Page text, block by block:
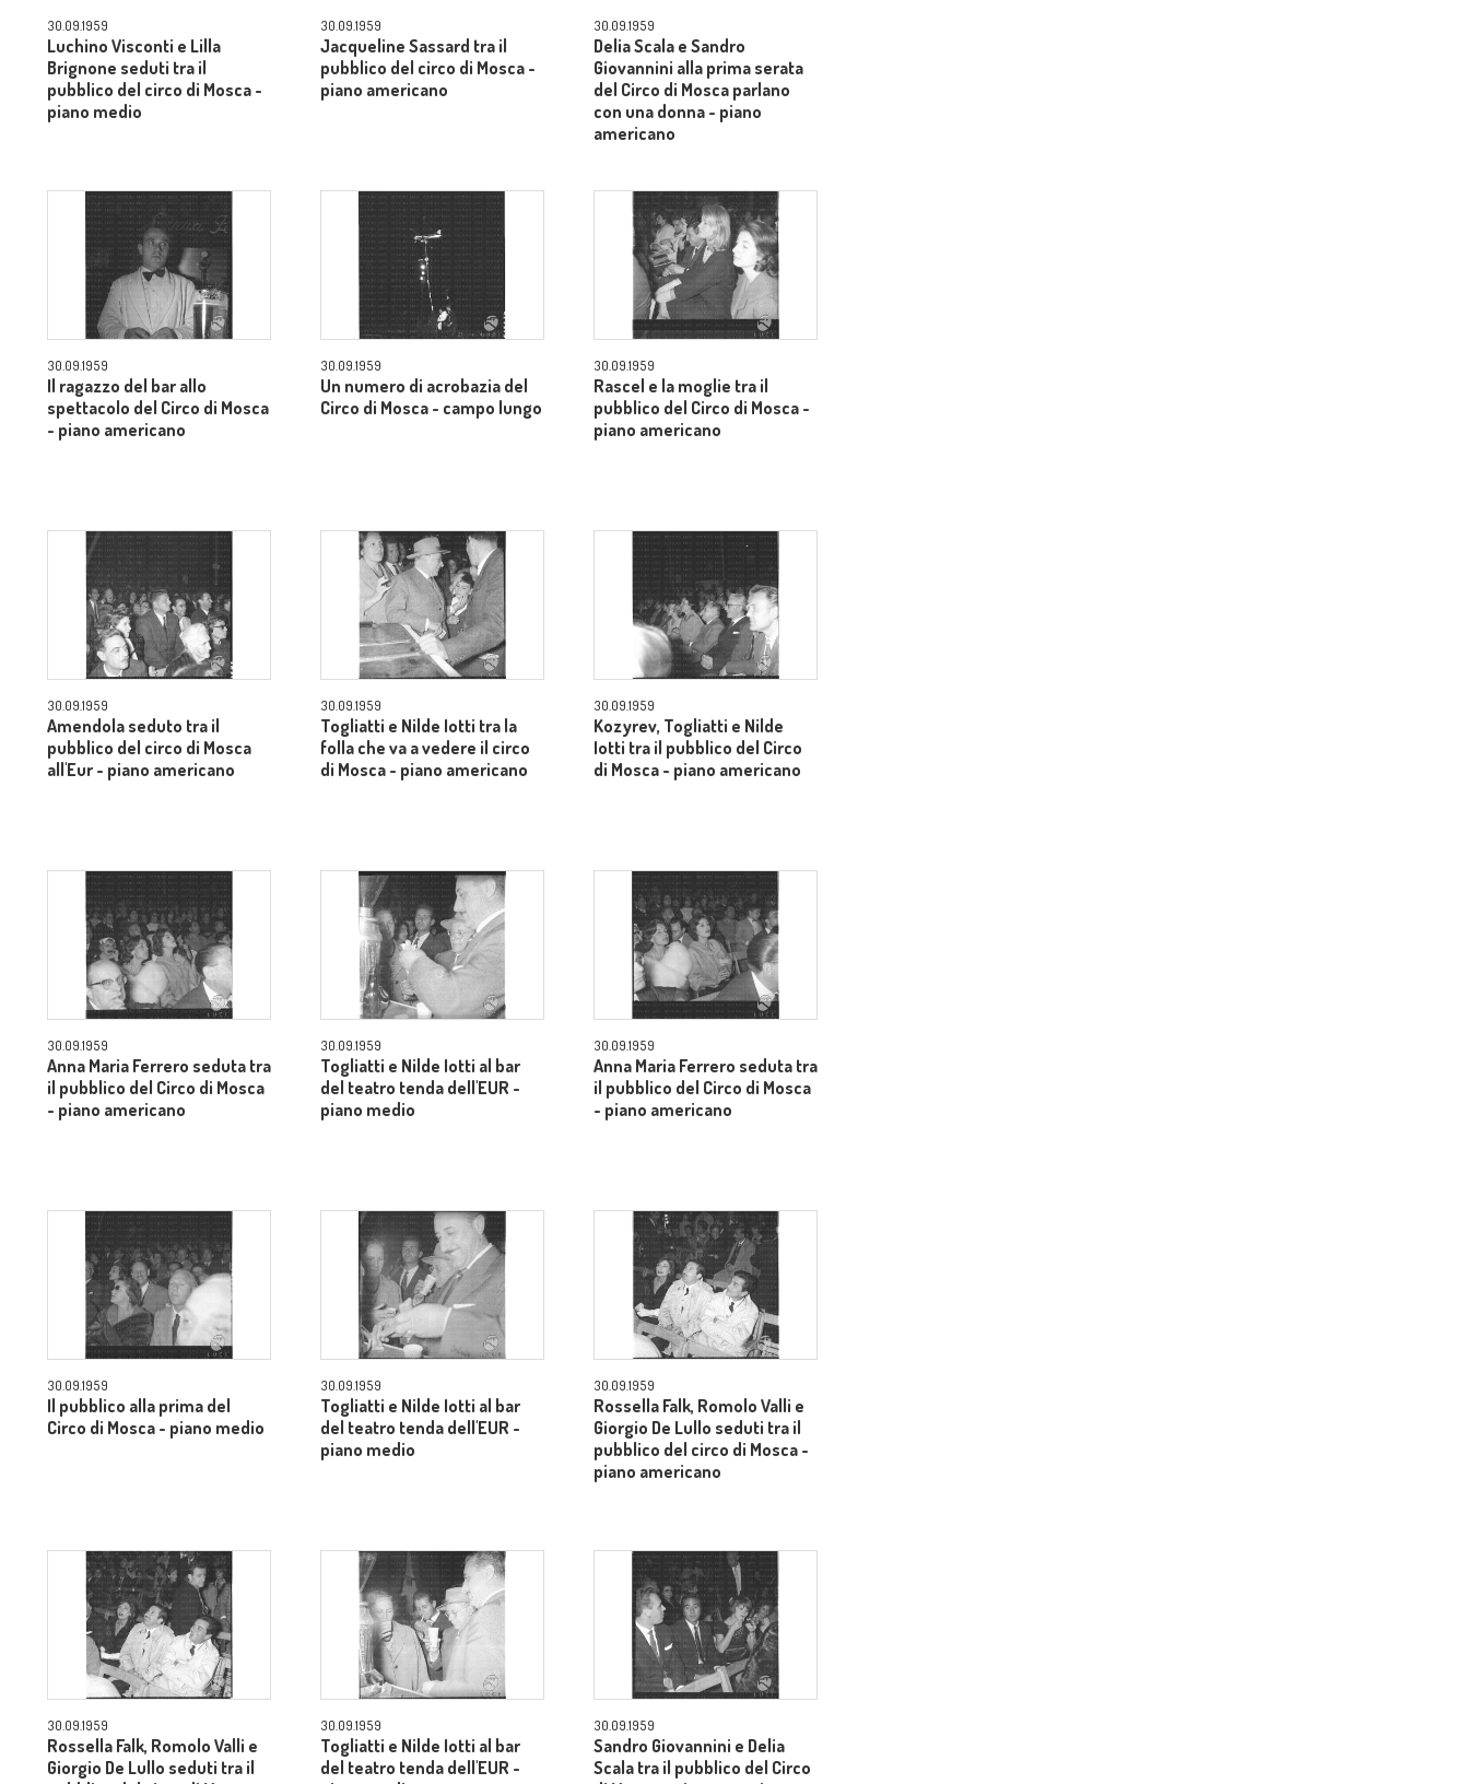
30.09.1959
Luchino Visconti e Lilla
Brignone seduti tra il
pubblico del circo di Mosca -
piano medio
30.09.1959
Jacqueline Sassard tra il
pubblico del circo di Mosca -
piano americano
30.09.1959
Delia Scala e Sandro
Giovannini alla prima serata
del Circo di Mosca parlano
con una donna - piano
americano
30.09.1959
Il ragazzo del bar allo
spettacolo del Circo di Mosca
- piano americano
30.09.1959
Un numero di acrobazia del
Circo di Mosca - campo lungo
30.09.1959
Rascel e la moglie tra il
pubblico del Circo di Mosca -
piano americano
30.09.1959
Amendola seduto tra il
pubblico del circo di Mosca
all'Eur - piano americano
30.09.1959
Togliatti e Nilde Iotti tra la
folla che va a vedere il circo
di Mosca - piano americano
30.09.1959
Kozyrev, Togliatti e Nilde
Iotti tra il pubblico del Circo
di Mosca - piano americano
30.09.1959
Anna Maria Ferrero seduta tra
il pubblico del Circo di Mosca
- piano americano
30.09.1959
Togliatti e Nilde Iotti al bar
del teatro tenda dell'EUR -
piano medio
30.09.1959
Anna Maria Ferrero seduta tra
il pubblico del Circo di Mosca
- piano americano
30.09.1959
Il pubblico alla prima del
Circo di Mosca - piano medio
30.09.1959
Togliatti e Nilde Iotti al bar
del teatro tenda dell'EUR -
piano medio
30.09.1959
Rossella Falk, Romolo Valli e
Giorgio De Lullo seduti tra il
pubblico del circo di Mosca -
piano americano
30.09.1959
Rossella Falk, Romolo Valli e
Giorgio De Lullo seduti tra il
30.09.1959
Togliatti e Nilde Iotti al bar
del teatro tenda dell'EUR -
30.09.1959
Sandro Giovannini e Delia
Scala tra il pubblico del Circo